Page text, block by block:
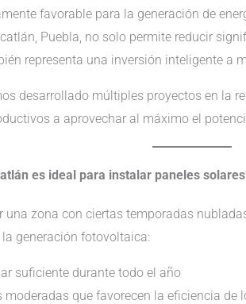
favorable para la generación de
Puebla, no solo permite reducir
representa una inversión inteligente a
desarrollado múltiples proyectos en la
a aprovechar al máximo el
es ideal para instalar paneles
una zona con ciertas temporadas
generación fotovoltaica:
suficiente durante todo el año
moderadas que favorecen la eficiencia de